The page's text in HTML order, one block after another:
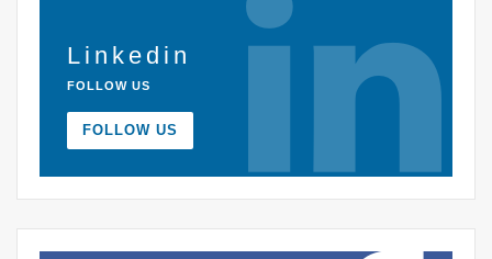
Linkedin
FOLLOW US
FOLLOW US